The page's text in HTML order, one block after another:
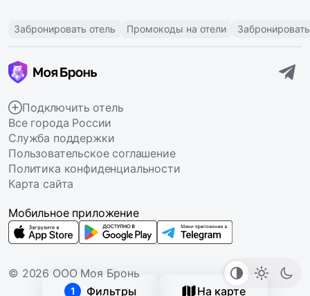
1 Фильтры На карте
Забронировать отель Промокоды на отели
Подключить отель
Все города России
Служба поддержки
Пользовательское соглашение
Политика конфиденциальности
Карта сайта
© 2026 ООО Моя Бронь
Мобильное приложение